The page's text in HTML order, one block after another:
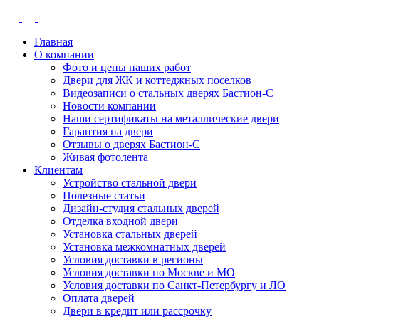
Главная
О компании
Фото и цены наших работ
Двери для ЖК и коттеджных поселков
Видеозаписи о стальных дверях Бастион-С
Новости компании
Наши сертификаты на металлические двери
Гарантия на двери
Отзывы о дверях Бастион-С
Живая фотолента
Клиентам
Устройство стальной двери
Полезные статьи
Дизайн-студия стальных дверей
Отделка входной двери
Установка стальных дверей
Установка межкомнатных дверей
Условия доставки в регионы
Условия доставки по Москве и МО
Условия доставки по Санкт-Петербургу и ЛО
Оплата дверей
Двери в кредит или рассрочку